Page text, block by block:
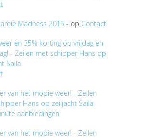
Madness 2015 - op Contact
èn 35% korting op vrijdag en
- Zeilen met schipper Hans op
Saila
van het mooie weer! - Zeilen
Hans op zeiljacht Saila
aanbiedingen
van het mooie weer! - Zeilen